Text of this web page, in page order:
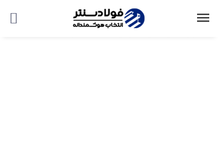
صفحه اصلی اتاق خبر
آهن‌آلات
بازار محصولات فولادی از خواب تابستانی بیدار شد؟